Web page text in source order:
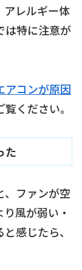
アレルギー体
は特に注意が
アコンが原因
覧ください。
た
、ファンが空
風が弱い・
感じたら、